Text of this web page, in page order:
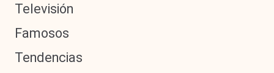
Televisión
Famosos
Tendencias